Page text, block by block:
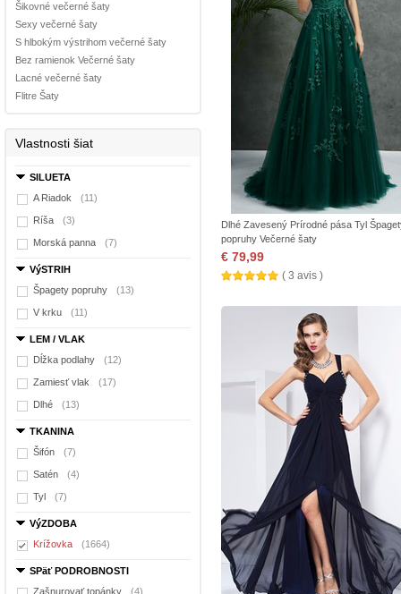
Šikovné večerné šaty
Sexy večerné šaty
S hlbokým výstrihom večerné šaty
Bez ramienok Večerné šaty
Lacné večerné šaty
Flitre Šaty
Vlastnosti šiat
SILUETA
A Riadok
(11)
Ríša (3)
Morská panna (7)
VýSTRIH
Špagety popruhy
(13)
V krku (11)
LEM / VLAK
Dĺžka podlahy
(12)
Zamiesť vlak (17)
Dlhé (13)
TKANINA
Šifón
(7)
Satén (4)
Tyl (7)
VýZDOBA
Krížovka
(1664)
SPäť PODROBNOSTI
Zašnurovať topánky
(4)
Dlhé Zavesený Prírodné pása Tyl
popruhy Večerné šaty
€ 79,99
( 3 avis )